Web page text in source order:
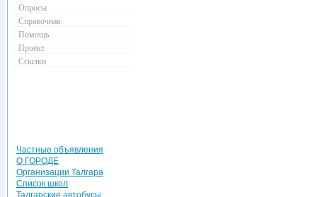
Опросы
Справочная
Помощь
Проект
Ссылки
Частные объявления
О ГОРОДЕ
Организации Талгара
Список школ
Талгарские автобусы